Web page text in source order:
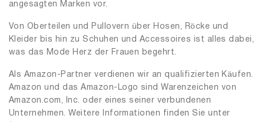
angesagten Marken vor.
Von Oberteilen und Pullovern über Hosen, Röcke und
Kleider bis hin zu Schuhen und Accessoires ist alles dabei,
was das Mode Herz der Frauen begehrt.
Als Amazon-Partner verdienen wir an qualifizierten Käufen.
Amazon und das Amazon-Logo sind Warenzeichen von
Amazon.com, Inc. oder eines seiner verbundenen
Unternehmen. Weitere Informationen finden Sie unter